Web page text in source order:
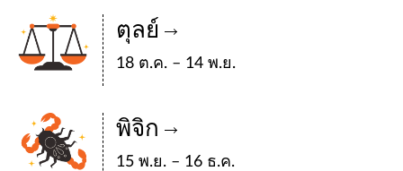
ตุลย์
18 ต.ค. – 14 พ.ย.
พิจิก
15 พ.ย. – 16 ธ.ค.